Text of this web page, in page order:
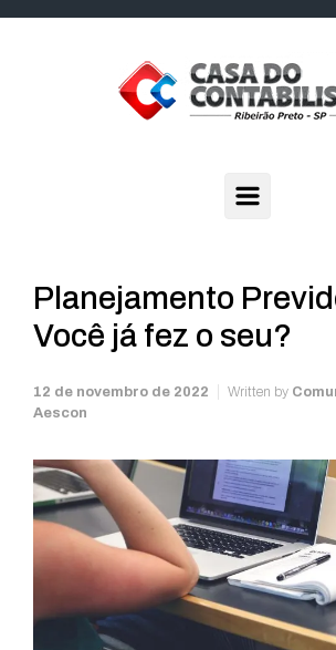
Planejamento
Você já fez o seu?
12 de novembro de 2022 Written by
Aescon